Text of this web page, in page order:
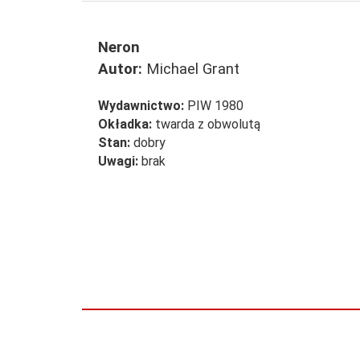
Neron
Autor: Michael Grant
Wydawnictwo: PIW 1980
Okładka: twarda z obwolutą
Stan: dobry
Uwagi: brak